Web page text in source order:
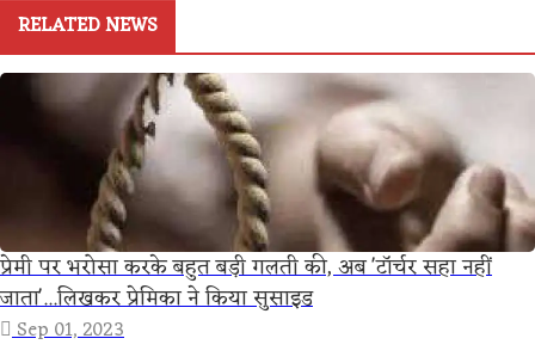
RELATED NEWS
प्रेमी पर भरोसा करके बहुत बड़ी गलती की, अब 'टॉर्चर सहा नहीं
जाता'...लिखकर प्रेमिका ने किया सुसाइड
Sep 01, 2023